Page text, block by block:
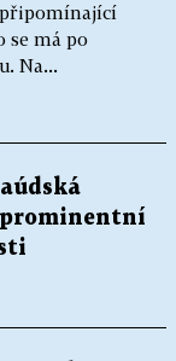
připomínající
se má po
Na...
prominentní